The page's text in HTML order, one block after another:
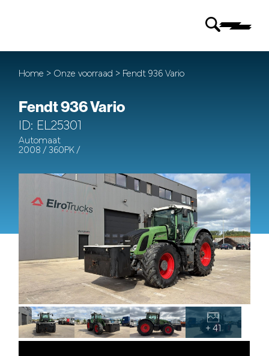
Fendt 936 Vario
ID: EL25301
Automaat
2008 / 360PK /
Home > Onze voorraad > Fendt 936 Vario
+ 41